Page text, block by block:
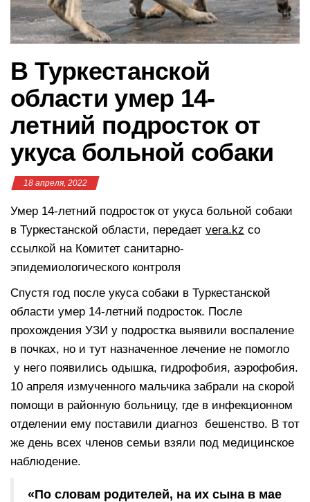
В Туркестанской
области умер 14-
летний подросток от
укуса больной собаки
18 апреля, 2022
Умер 14-летний подросток от укуса больной собаки
в Туркестанской области, передает vera.kz со
ссылкой на Комитет санитарно-
эпидемиологического контроля
Спустя год после укуса собаки в Туркестанской
области умер 14-летний подросток. После
прохождения УЗИ у подростка выявили воспаление
в почках, но и тут назначенное лечение не помогло
у него появились одышка, гидрофобия, аэрофобия.
10 апреля измученного мальчика забрали на скорой
помощи в районную больницу, где в инфекционном
отделении ему поставили диагноз бешенство. В тот
же день всех членов семьи взяли под медицинское
наблюдение.
«По словам родителей, на их сына в мае